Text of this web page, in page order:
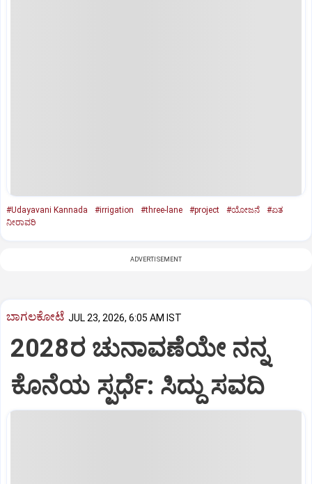
#Udayavani Kannada #irrigation #three-lane #project #ಯೋಜನೆ
#ಏತ
ನೀರಾವರಿ
ADVERTISEMENT
ಬಾಗಲಕೋಟೆ JUL 23, 2026, 6:05 AM IST
2028ರ ಚುನಾವಣೆಯೇ ನನ್ನ
ಕೊನೆಯ ಸ್ಪರ್ಧೆ: ಸಿದ್ದು ಸವದಿ